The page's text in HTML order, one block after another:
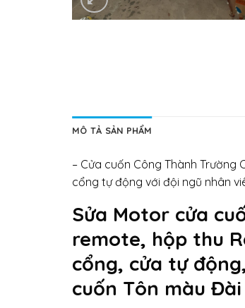
MÔ TẢ SẢN PHẨM
– Cửa cuốn Công Thành Trường
cổng tự động với đội ngũ nhân
Sửa Motor cửa
remote, hộp thu
cổng, cửa tự
cuốn Tôn màu